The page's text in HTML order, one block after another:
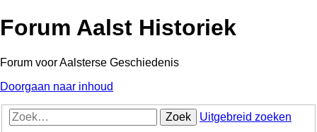
Forum Aalst Historiek
Forum voor Aalsterse Geschiedenis
Doorgaan naar inhoud
Zoek Uitgebreid zoeken